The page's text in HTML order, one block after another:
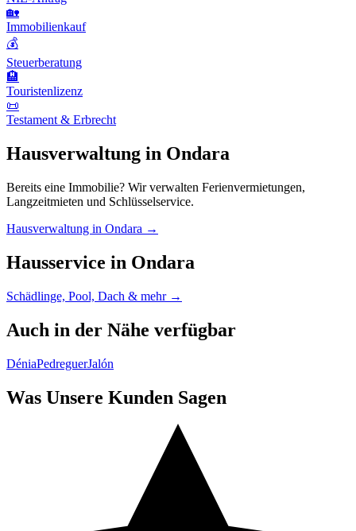
🏡
Immobilienkauf
💰
Steuerberatung
🏨
Touristenlizenz
📜
Testament & Erbrecht
Hausverwaltung in Ondara
Bereits eine Immobilie? Wir verwalten Ferienvermietungen,
Langzeitmieten und Schlüsselservice.
Hausverwaltung in Ondara →
Hausservice in Ondara
Schädlinge, Pool, Dach & mehr →
Auch in der Nähe verfügbar
DéniaPedreguerJalón
Was Unsere Kunden Sagen